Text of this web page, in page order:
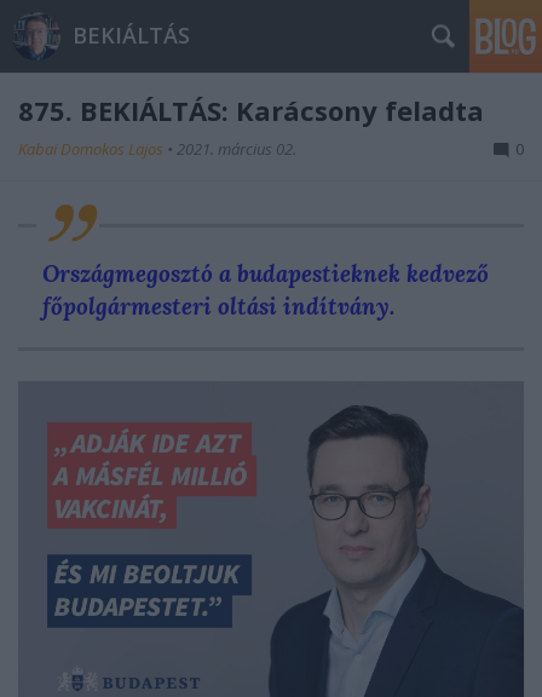
BEKIÁLTÁS
875. BEKIÁLTÁS: Karácsony feladta
Kabai Domokos Lajos • 2021. március 02. 0
Országmegosztó a budapestieknek kedvező
főpolgármesteri oltási indítvány.